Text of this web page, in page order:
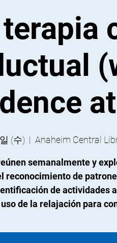
(수)
  |
Anaheim Central
semanalmente y
reconocimiento de
de actividades
de la relajación para